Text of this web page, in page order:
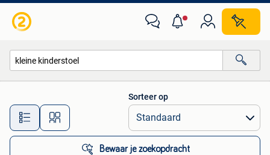
Alle afstanden…
Sorteer op
Bewaar je zoekopdracht